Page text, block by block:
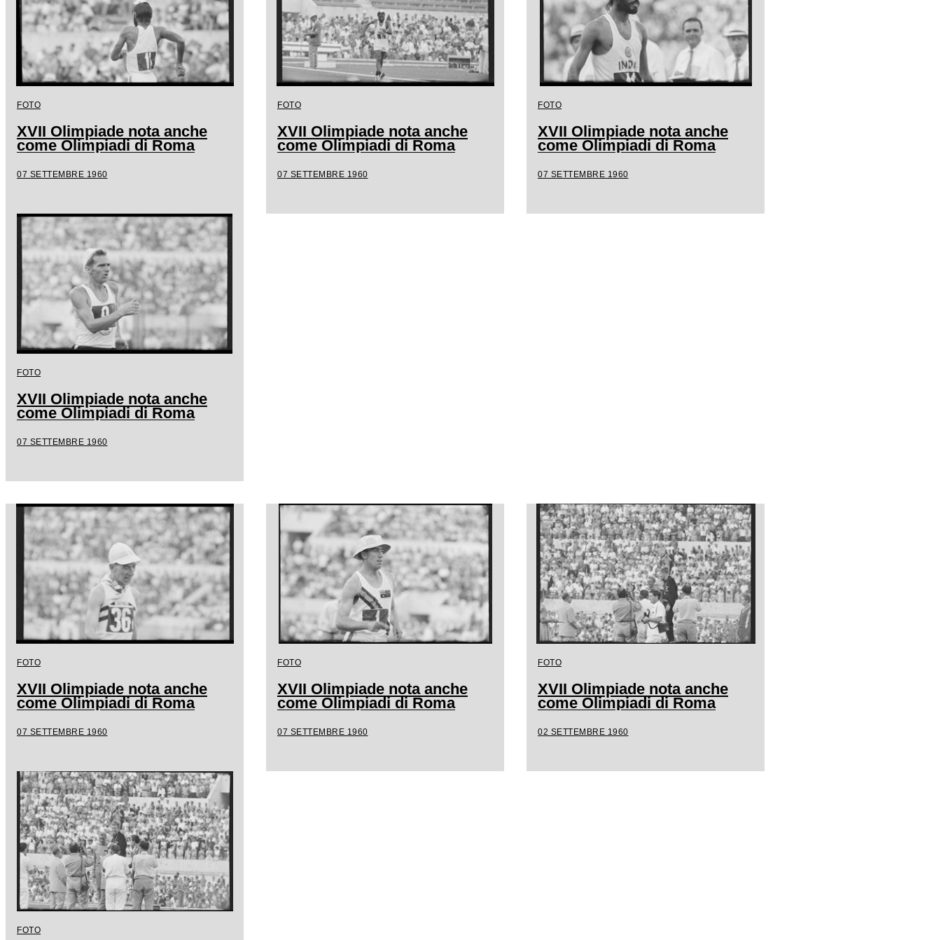
FOTO
XVII Olimpiade nota anche
come Olimpiadi di Roma
07 SETTEMBRE 1960
FOTO
XVII Olimpiade nota anche
come Olimpiadi di Roma
07 SETTEMBRE 1960
FOTO
XVII Olimpiade nota anche
come Olimpiadi di Roma
07 SETTEMBRE 1960
FOTO
XVII Olimpiade nota anche
come Olimpiadi di Roma
07 SETTEMBRE 1960
FOTO
XVII Olimpiade nota anche
come Olimpiadi di Roma
07 SETTEMBRE 1960
FOTO
XVII Olimpiade nota anche
come Olimpiadi di Roma
07 SETTEMBRE 1960
FOTO
XVII Olimpiade nota anche
come Olimpiadi di Roma
02 SETTEMBRE 1960
FOTO